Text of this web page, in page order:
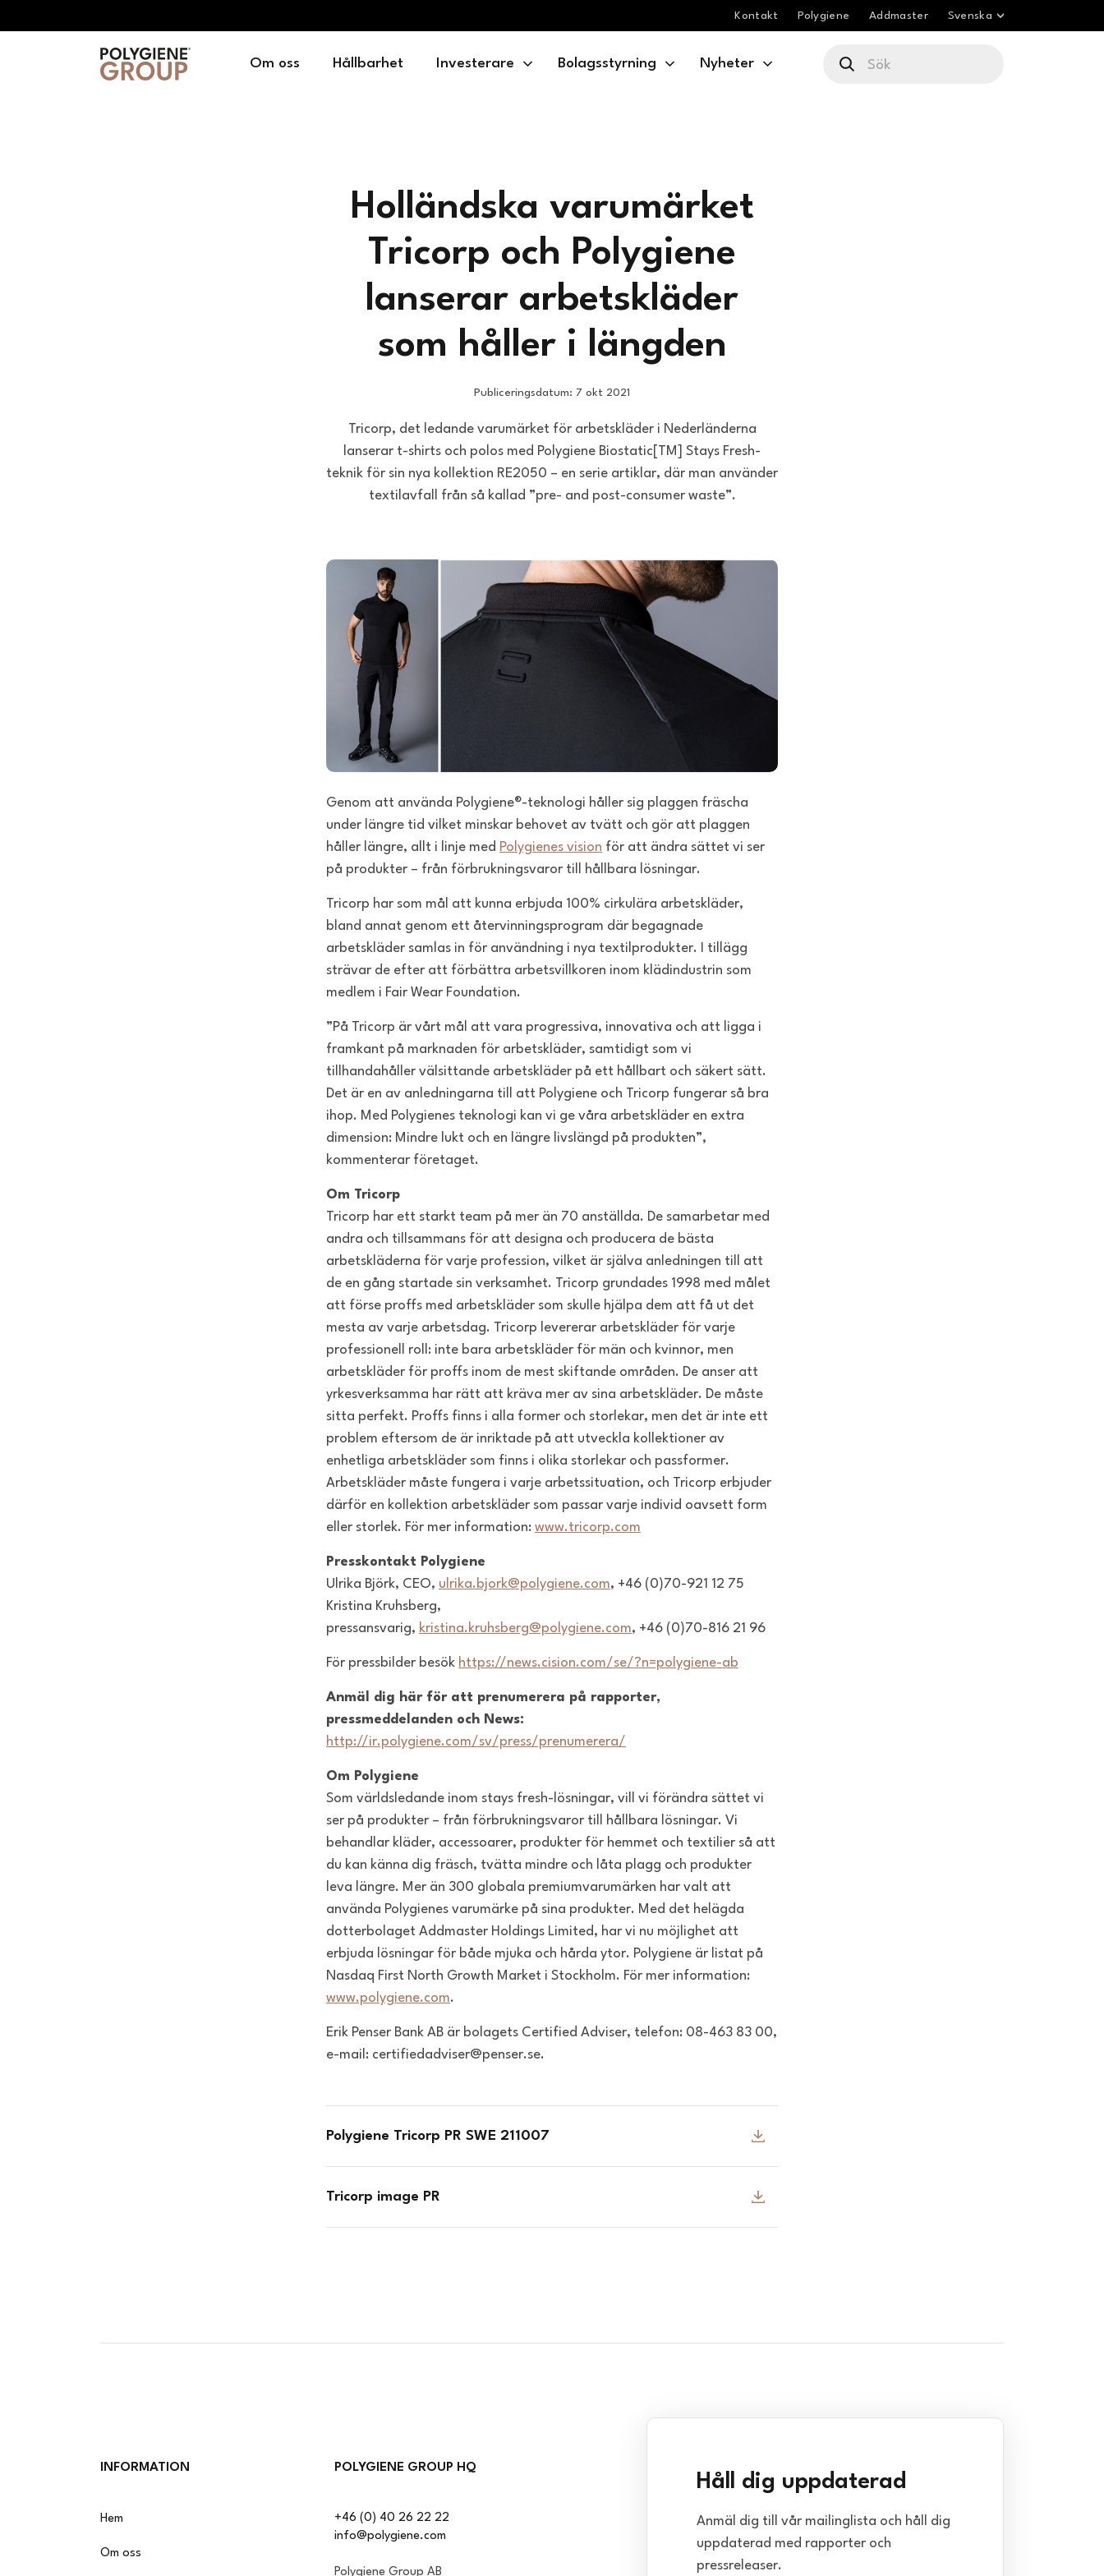
Om oss Hållbarhet Investerare Bolagsstyrning Nyheter
Kontakt Polygiene Addmaster Svenska
Holländska varumärket
Tricorp och Polygiene
lanserar arbetskläder
som håller i längden
Publiceringsdatum: 7 okt 2021
Tricorp, det ledande varumärket för arbetskläder i Nederländerna
lanserar t-shirts och polos med Polygiene Biostatic[TM] Stays Fresh-
teknik för sin nya kollektion RE2050 – en serie artiklar, där man använder
textilavfall från så kallad ”pre- and post-consumer waste”.
Genom att använda Polygiene®-teknologi håller sig plaggen fräscha
under längre tid vilket minskar behovet av tvätt och gör att plaggen
håller längre, allt i linje med Polygienes vision för att ändra sättet vi ser
på produkter – från förbrukningsvaror till hållbara lösningar.
Tricorp har som mål att kunna erbjuda 100% cirkulära arbetskläder,
bland annat genom ett återvinningsprogram där begagnade
arbetskläder samlas in för användning i nya textilprodukter. I tillägg
strävar de efter att förbättra arbetsvillkoren inom klädindustrin som
medlem i Fair Wear Foundation.
”På Tricorp är vårt mål att vara progressiva, innovativa och att ligga i
framkant på marknaden för arbetskläder, samtidigt som vi
tillhandahåller välsittande arbetskläder på ett hållbart och säkert sätt.
Det är en av anledningarna till att Polygiene och Tricorp fungerar så bra
ihop. Med Polygienes teknologi kan vi ge våra arbetskläder en extra
dimension: Mindre lukt och en längre livslängd på produkten”,
kommenterar företaget.
Om Tricorp
Tricorp har ett starkt team på mer än 70 anställda. De samarbetar med
andra och tillsammans för att designa och producera de bästa
arbetskläderna för varje profession, vilket är själva anledningen till att
de en gång startade sin verksamhet. Tricorp grundades 1998 med målet
att förse proffs med arbetskläder som skulle hjälpa dem att få ut det
mesta av varje arbetsdag. Tricorp levererar arbetskläder för varje
professionell roll: inte bara arbetskläder för män och kvinnor, men
arbetskläder för proffs inom de mest skiftande områden. De anser att
yrkesverksamma har rätt att kräva mer av sina arbetskläder. De måste
sitta perfekt. Proffs finns i alla former och storlekar, men det är inte ett
problem eftersom de är inriktade på att utveckla kollektioner av
enhetliga arbetskläder som finns i olika storlekar och passformer.
Arbetskläder måste fungera i varje arbetssituation, och Tricorp erbjuder
därför en kollektion arbetskläder som passar varje individ oavsett form
eller storlek. För mer information: www.tricorp.com
Presskontakt Polygiene
Ulrika Björk, CEO, ulrika.bjork@polygiene.com, +46 (0)70-921 12 75
Kristina Kruhsberg,
pressansvarig, kristina.kruhsberg@polygiene.com, +46 (0)70-816 21 96
För pressbilder besök https://news.cision.com/se/?n=polygiene-ab
Anmäl dig här för att prenumerera på rapporter,
pressmeddelanden och News:
http://ir.polygiene.com/sv/press/prenumerera/
Om Polygiene
Som världsledande inom stays fresh-lösningar, vill vi förändra sättet vi
ser på produkter – från förbrukningsvaror till hållbara lösningar. Vi
behandlar kläder, accessoarer, produkter för hemmet och textilier så att
du kan känna dig fräsch, tvätta mindre och låta plagg och produkter
leva längre. Mer än 300 globala premiumvarumärken har valt att
använda Polygienes varumärke på sina produkter. Med det helägda
dotterbolaget Addmaster Holdings Limited, har vi nu möjlighet att
erbjuda lösningar för både mjuka och hårda ytor. Polygiene är listat på
Nasdaq First North Growth Market i Stockholm. För mer information:
www.polygiene.com.
Erik Penser Bank AB är bolagets Certified Adviser, telefon: 08-463 83 00,
e-mail: certifiedadviser@penser.se.
Polygiene Tricorp PR SWE 211007
Tricorp image PR
INFORMATION
Hem
Om oss
POLYGIENE GROUP HQ
+46 (0) 40 26 22 22
info@polygiene.com
Polygiene Group AB
Håll dig uppdaterad
Anmäl dig till vår mailinglista och håll dig
uppdaterad med rapporter och
pressreleaser.